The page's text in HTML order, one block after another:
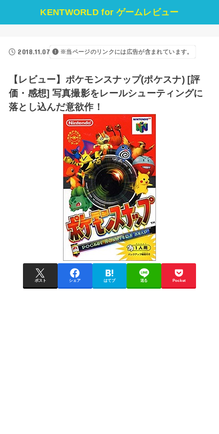
KENTWORLD for ゲームレビュー
2018.11.07 ※当ページのリンクには広告が含まれています。
【レビュー】ポケモンスナップ(ポケスナ) [評
価・感想] 写真撮影をレールシューティングに
落とし込んだ意欲作！
ポスト シェア はてブ 送る Pocket